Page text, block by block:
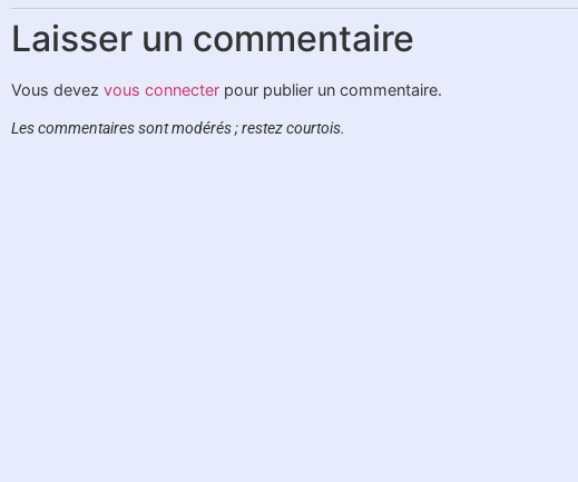
Laisser un commentaire
Vous devez vous connecter pour publier un commentaire.
Les commentaires sont modérés ; restez courtois.